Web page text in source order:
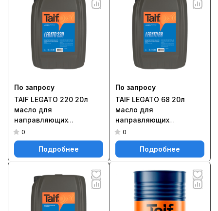
По запросу
TAIF LEGATO 220 20л
масло для
направляющих
скольжения
0
Подробнее
По запросу
TAIF LEGATO 68 20л
масло для
направляющих
скольжения
0
Подробнее